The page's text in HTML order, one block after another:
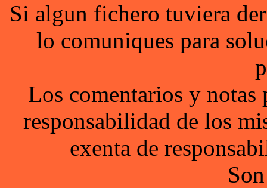
Si algun fichero tuviera
lo comuniques para
Los comentarios y notas
responsabilidad de los
exenta de